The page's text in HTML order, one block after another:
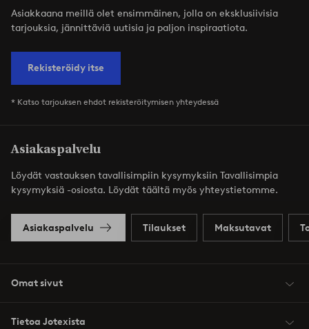
Asiakkaana meillä olet ensimmäinen, jolla on eksklusiivisia
tarjouksia, jännittäviä uutisia ja paljon inspiraatiota.
Rekisteröidy itse
* Katso tarjouksen ehdot rekisteröitymisen yhteydessä
Asiakaspalvelu
Löydät vastauksen tavallisimpiin kysymyksiin Tavallisimpia
kysymyksiä -osiosta. Löydät täältä myös yhteystietomme.
Asiakaspalvelu Tilaukset Maksutavat
Omat sivut
Tietoa Jotexista